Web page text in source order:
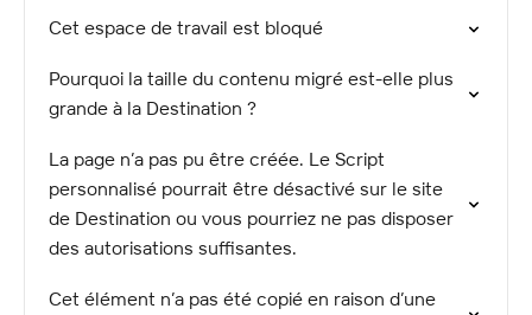
Cet espace de travail est bloqué
Pourquoi la taille du contenu migré est-elle plus
grande à la Destination ?
La page n’a pas pu être créée. Le Script
personnalisé pourrait être désactivé sur le site
de Destination ou vous pourriez ne pas disposer
des autorisations suffisantes.
Cet élément n’a pas été copié en raison d’une